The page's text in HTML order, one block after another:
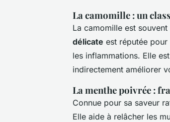
La camomille : un
La camomille est
délicate est réputée
les inflammations. Elle
indirectement améliorer
La menthe poivrée :
Connue pour sa saveur
Elle aide à relâcher les